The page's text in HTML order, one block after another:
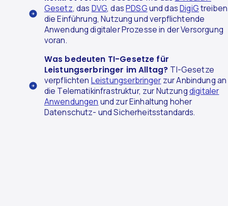
Gesetz, das DVG, dasPDSGund dasDigiGtreiben
die Einführung, Nutzung und verpflichtende
Anwendung digitaler Prozesse in der Versorgung
voran.
Was bedeuten TI-Gesetze für
Leistungserbringer im Alltag? TI-Gesetze
verpflichten Leistungserbringer zur Anbindung an
die Telematikinfrastruktur, zur Nutzungdigitaler
Anwendungen und zur Einhaltung hoher
Datenschutz- und Sicherheitsstandards.